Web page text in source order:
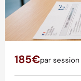
185€par session